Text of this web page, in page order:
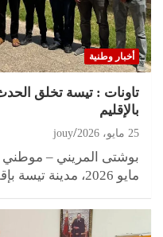
أخبار وطنية
تاونات : تيسة تخلق
بالإقليم
25 مايو، 2026 jouy
مايو 2026، مدينة تيسة بإقليم تاونات عقد…